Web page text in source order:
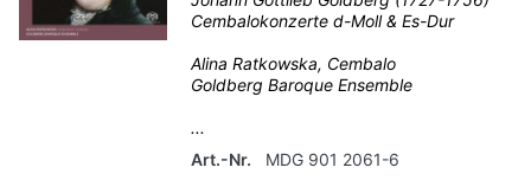
Cembalokonzerte d-Moll & Es-Dur
Alina Ratkowska, Cembalo
Goldberg Baroque Ensemble
...
Art.-Nr.
MDG 901 2061-6